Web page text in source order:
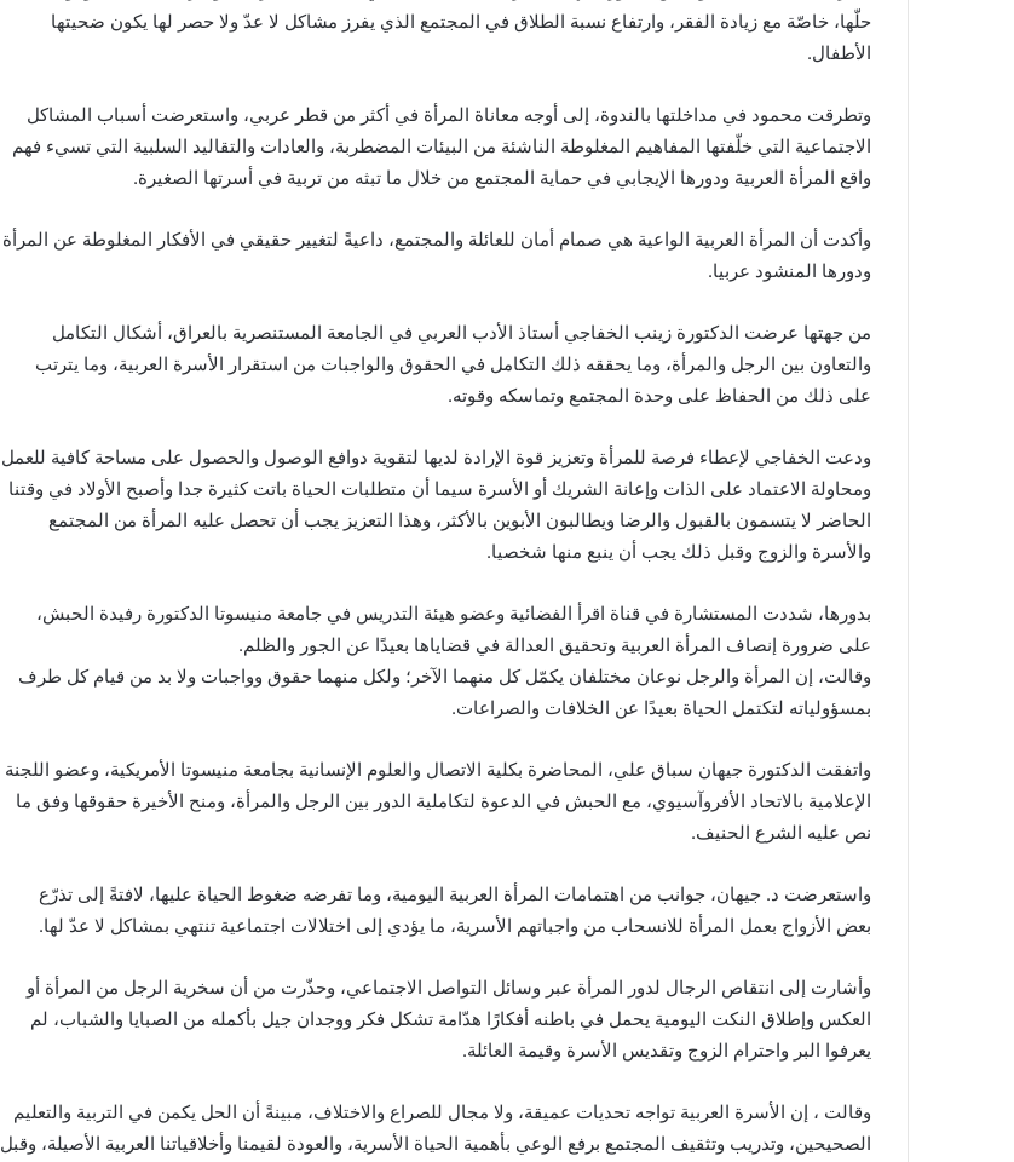
حلّها، خاصّة مع زيادة الفقر، وارتفاع نسبة الطلاق في المجتمع الذي يفرز مشاكل لا عدّ ولا حصر لها يكون ضحيتها
الأطفال.
وتطرقت محمود في مداخلتها بالندوة، إلى أوجه معاناة المرأة في أكثر من قطر عربي، واستعرضت أسباب المشاكل
الاجتماعية التي خلّفتها المفاهيم المغلوطة الناشئة من البيئات المضطربة، والعادات والتقاليد السلبية التي تسيء فهم
واقع المرأة العربية ودورها الإيجابي في حماية المجتمع من خلال ما تبثه من تربية في أسرتها الصغيرة.
وأكدت أن المرأة العربية الواعية هي صمام أمان للعائلة والمجتمع، داعيةً لتغيير حقيقي في الأفكار المغلوطة عن المرأة
ودورها المنشود عربيا.
من جهتها عرضت الدكتورة زينب الخفاجي أستاذ الأدب العربي في الجامعة المستنصرية بالعراق، أشكال التكامل
والتعاون بين الرجل والمرأة، وما يحققه ذلك التكامل في الحقوق والواجبات من استقرار الأسرة العربية، وما يترتب
على ذلك من الحفاظ على وحدة المجتمع وتماسكه وقوته.
ودعت الخفاجي لإعطاء فرصة للمرأة وتعزيز قوة الإرادة لديها لتقوية دوافع الوصول والحصول على مساحة كافية للعمل
ومحاولة الاعتماد على الذات وإعانة الشريك أو الأسرة سيما أن متطلبات الحياة باتت كثيرة جدا وأصبح الأولاد في وقتنا
الحاضر لا يتسمون بالقبول والرضا ويطالبون الأبوين بالأكثر، وهذا التعزيز يجب أن تحصل عليه المرأة من المجتمع
والأسرة والزوج وقبل ذلك يجب أن ينبع منها شخصيا.
بدورها، شددت المستشارة في قناة اقرأ الفضائية وعضو هيئة التدريس في جامعة منيسوتا الدكتورة رفيدة الحبش،
على ضرورة إنصاف المرأة العربية وتحقيق العدالة في قضاياها بعيدًا عن الجور والظلم.
وقالت، إن المرأة والرجل نوعان مختلفان يكمّل كل منهما الآخر؛ ولكل منهما حقوق وواجبات ولا بد من قيام كل طرف
بمسؤولياته لتكتمل الحياة بعيدًا عن الخلافات والصراعات.
واتفقت الدكتورة جيهان سباق علي، المحاضرة بكلية الاتصال والعلوم الإنسانية بجامعة منيسوتا الأمريكية، وعضو اللجنة
الإعلامية بالاتحاد الأفروآسيوي، مع الحبش في الدعوة لتكاملية الدور بين الرجل والمرأة، ومنح الأخيرة حقوقها وفق ما
نص عليه الشرع الحنيف.
واستعرضت د. جيهان، جوانب من اهتمامات المرأة العربية اليومية، وما تفرضه ضغوط الحياة عليها، لافتةً إلى تذرّع
بعض الأزواج بعمل المرأة للانسحاب من واجباتهم الأسرية، ما يؤدي إلى اختلالات اجتماعية تنتهي بمشاكل لا عدّ لها.
وأشارت إلى انتقاص الرجال لدور المرأة عبر وسائل التواصل الاجتماعي، وحذّرت من أن سخرية الرجل من المرأة أو
العكس وإطلاق النكت اليومية يحمل في باطنه أفكارًا هدّامة تشكل فكر ووجدان جيل بأكمله من الصبايا والشباب، لم
يعرفوا البر واحترام الزوج وتقديس الأسرة وقيمة العائلة.
وقالت ، إن الأسرة العربية تواجه تحديات عميقة، ولا مجال للصراع والاختلاف، مبينةً أن الحل يكمن في التربية والتعليم
الصحيحين، وتدريب وتثقيف المجتمع برفع الوعي بأهمية الحياة الأسرية، والعودة لقيمنا وأخلاقياتنا العربية الأصيلة، وقبل